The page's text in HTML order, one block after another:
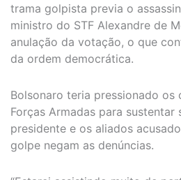
trama golpista previa o
ministro do STF Alexandre de
anulação da votação, o que
da ordem democrática.
Bolsonaro teria pressionado os
Forças Armadas para sustentar
presidente e os aliados
golpe negam as denúncias.